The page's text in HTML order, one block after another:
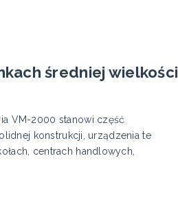
średniej wielkości
VM-2000 stanowi część
konstrukcji, urządzenia te
centrach handlowych,